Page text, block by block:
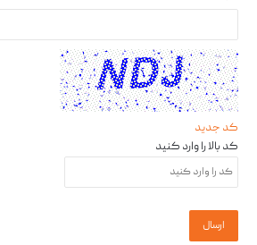
کد جدید
کد بالا را وارد کنید